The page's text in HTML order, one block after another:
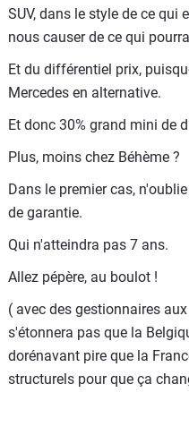
SUV, dans le style de ce qui
nous causer de ce qui
Et du différentiel prix,
Mercedes en alternative.
Et donc 30% grand mini de
Plus, moins chez Béhème ?
Dans le premier cas,
de garantie.
Qui n'atteindra pas 7 ans.
Allez pépère, au boulot !
( avec des gestionnaires
s'étonnera pas que la
dorénavant pire que la
structurels pour que ça